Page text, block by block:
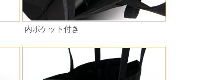
内ポケット付き